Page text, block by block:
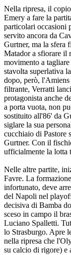
Nella ripresa, il
Emery a fare la
particolari occasioni
servito ancora da
Gurtner, ma la sfera
Matador a sfiorare il
movimento a
stavolta superlativa
dopo, però,
filtrante, Verratti
protagonista anche
a porta vuota, non
sostituito all'86' da
siglare la sua
cucchiaio di Pastore
Gurtner. Con il
ufficialmente la lotta
Nelle altre partite,
Favre. La
infortunato, deve
del Napoli nel
decisiva di Bamba
sceso in campo il
Luciano Spalletti.
lo Strasburgo. Apre
nella ripresa che
su calcio di rigore) e